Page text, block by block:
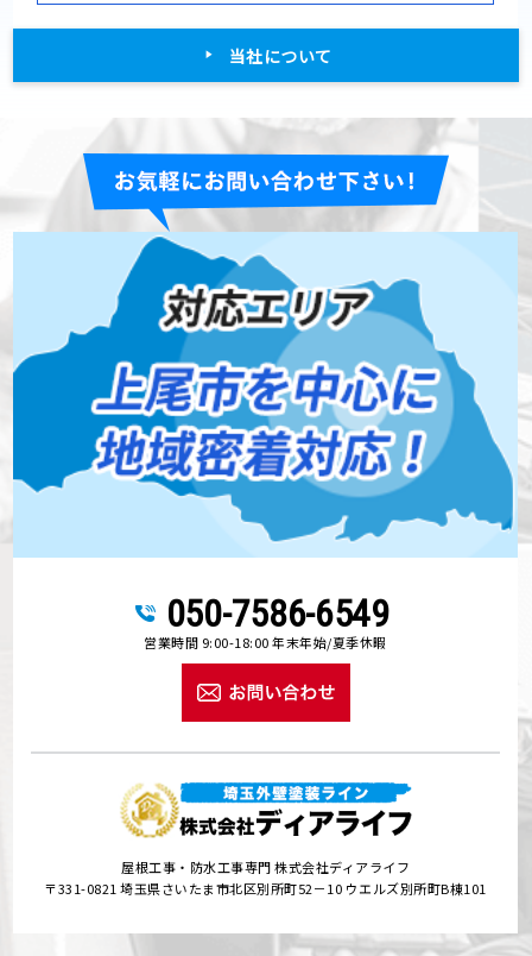
当社について
050-7586-6549
営業時間 9:00-18:00 年末年始/夏季休暇
屋根工事・防水工事専門 株式会社ディアライフ
〒331-0821 埼玉県さいたま市北区別所町52－10 ウエルズ別所町B棟101